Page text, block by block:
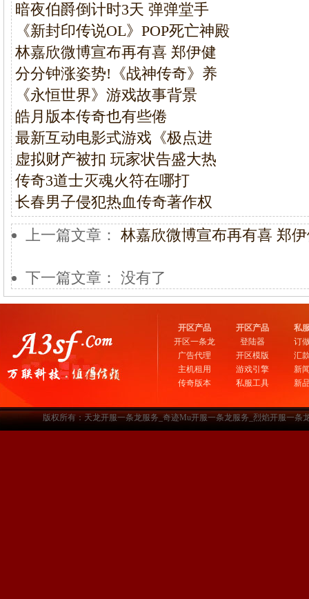
暗夜伯爵倒计时3天 弹弹堂手
《新封印传说OL》POP死亡神殿
林嘉欣微博宣布再有喜 郑伊健
分分钟涨姿势!《战神传奇》养
《永恒世界》游戏故事背景
皓月版本传奇也有些倦
最新互动电影式游戏《极点进
虚拟财产被扣 玩家状告盛大热
传奇3道士灭魂火符在哪打
长春男子侵犯热血传奇著作权
上一篇文章： 林嘉欣微博宣布再有喜 郑
下一篇文章： 没有了
开区产品
开区一条龙
广告代理
主机租用
传奇版本
开区产品
登陆器
开区模版
游戏引擎
私服工具
私
订
汇
新
新
版权所有：天龙开服一条龙服务_奇迹Mu开服一条龙服务_烈焰开服一条